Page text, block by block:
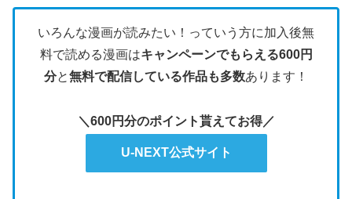
いろんな漫画が読みたい！っていう方に加入後無
料で読める漫画はキャンペーンでもらえる600円
分と無料で配信している作品も多数あります！
＼600円分のポイント貰えてお得／
U-NEXT公式サイト